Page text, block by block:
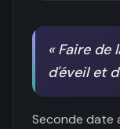
«Faire de
d'éveil et
Seconde date